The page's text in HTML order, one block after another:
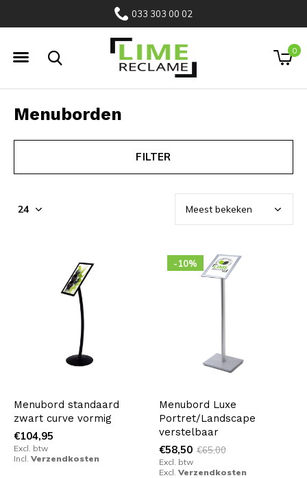
033 303 00 02
0
Menuborden
FILTER
Menubord standaard
zwart curve vormig
€104,95
Excl. btw
Incl. Verzendkosten
-10%
Menubord Luxe
Portret/Landscape
verstelbaar
€58,50 €65,00
Excl. btw
Excl. Verzendkosten